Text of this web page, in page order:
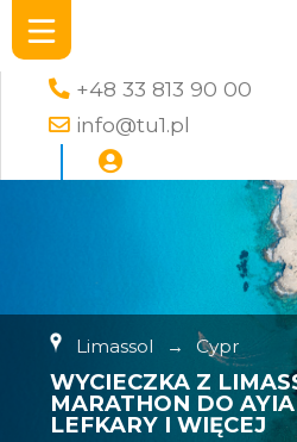
+48 33 813 90 00
info@tu1.pl
Limassol → Cypr
WYCIECZKA Z
MARATHON DO
LEFKARY I WIĘCEJ